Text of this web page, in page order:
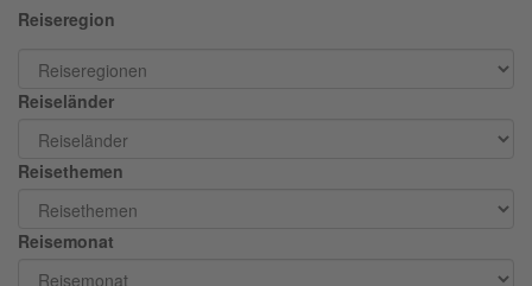
Reiseregion
Reiseländer
Reisethemen
Reisemonat